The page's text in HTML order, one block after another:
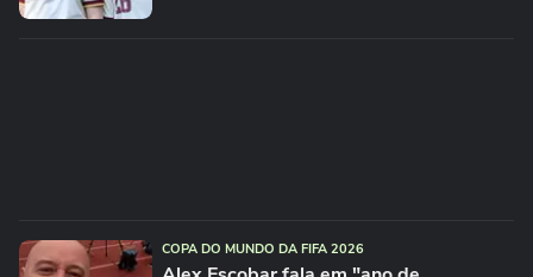
COPA DO MUNDO DA FIFA 2026